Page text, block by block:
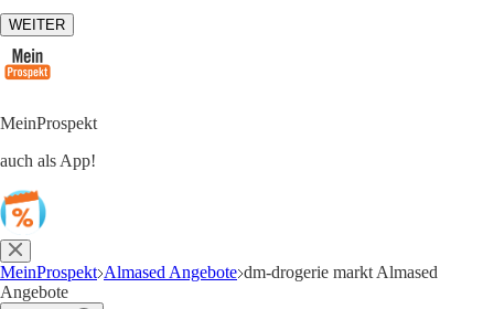
WEITER
MeinProspekt
auch als App!
MeinProspekt Almased Angebote dm-drogerie markt Almased
Angebote